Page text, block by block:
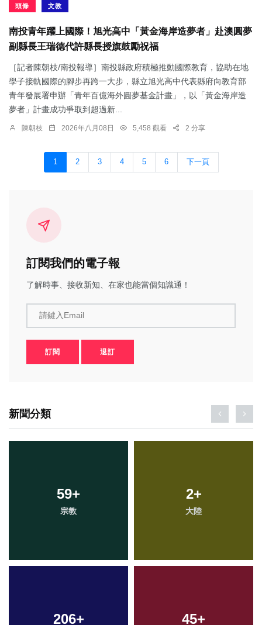
頭條 文教
南投青年躍上國際！旭光高中「黃金海岸造夢者」赴澳圓夢
副縣長王瑞德代許縣長授旗鼓勵祝福
［記者陳朝枝/南投報導］南投縣政府積極推動國際教育，協助在地
學子接軌國際的腳步再跨一大步，縣立旭光高中代表縣府向教育部
青年發展署申辦「青年百億海外圓夢基金計畫」，以「黃金海岸造
夢者」計畫成功爭取到超過新...
陳朝枝 2026年八月08日 5,458 觀看 2 分享
1 2 3 4 5 6 下一頁
訂閱我們的電子報
了解時事、接收新知、在家也能當個知識通！
請鍵入Email
訂閱 退訂
新聞分類
59+
宗教
2+
大陸
206+ 45+